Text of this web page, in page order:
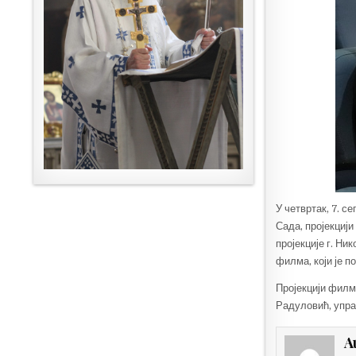
У четвртак, 7.
Сада,
пројекције г.
филма, који је
Пројекцији
Радуловић,